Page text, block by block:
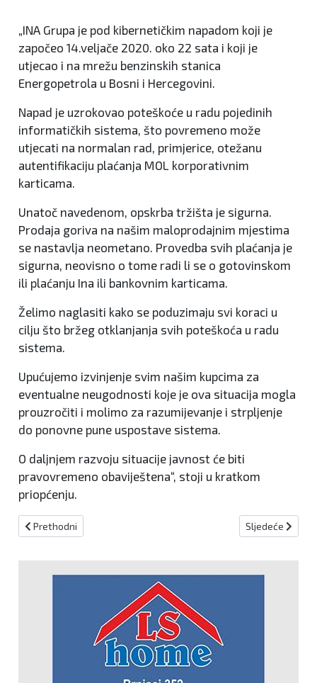
„INA Grupa je pod kibernetičkim napadom koji je
započeo 14.veljače 2020. oko 22 sata i koji je
utjecao i na mrežu benzinskih stanica
Energopetrola u Bosni i Hercegovini.
Napad je uzrokovao poteškoće u radu pojedinih
informatičkih sistema, što povremeno može
utjecati na normalan rad, primjerice, otežanu
autentifikaciju plaćanja MOL korporativnim
karticama.
Unatoč navedenom, opskrba tržišta je sigurna.
Prodaja goriva na našim maloprodajnim mjestima
se nastavlja neometano. Provedba svih plaćanja je
sigurna, neovisno o tome radi li se o gotovinskom
ili plaćanju Ina ili bankovnim karticama.
Želimo naglasiti kako se poduzimaju svi koraci u
cilju što bržeg otklanjanja svih poteškoća u radu
sistema.
Upućujemo izvinjenje svim našim kupcima za
eventualne neugodnosti koje je ova situacija mogla
prouzročiti i molimo za razumijevanje i strpljenje
do ponovne pune uspostave sistema.
O daljnjem razvoju situacije javnost će biti
pravovremeno obaviještena“, stoji u kratkom
priopćenju.
Prethodni članak: Najavljene radarske kontrole za 18.2.2020.
Prethodni Sljedeći
Sljedeće